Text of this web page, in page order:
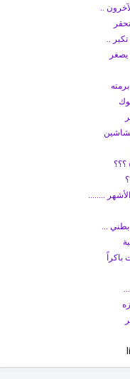
..
..
؟؟؟
........
...